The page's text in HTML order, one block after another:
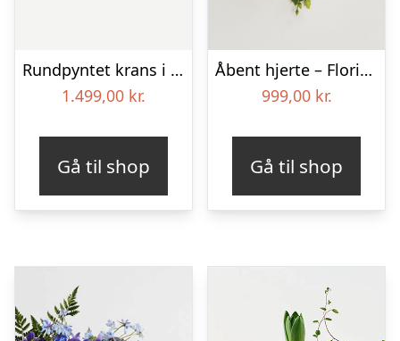
Rundpyntet krans i klassisk stil – pink
1.499,00 kr.
Gå til shop
Åbent hjerte – Floristens kreative valg
999,00 kr.
Gå til shop